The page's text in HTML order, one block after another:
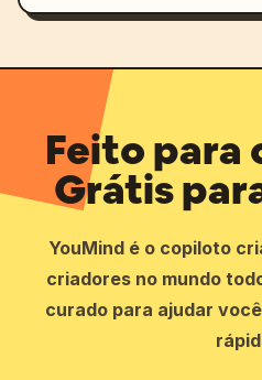
Feito para
Grátis
YouMind é o copiloto
criadores no mundo
curado para ajudar